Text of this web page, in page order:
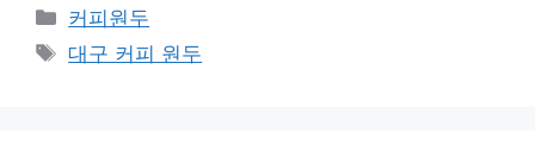
카
테
커피원두
태
대구 커피 원두